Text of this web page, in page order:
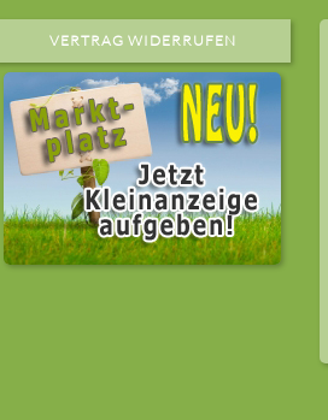
VERTRAG WIDERRUFEN